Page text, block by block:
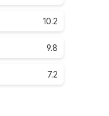
10.2
9.8
7.2